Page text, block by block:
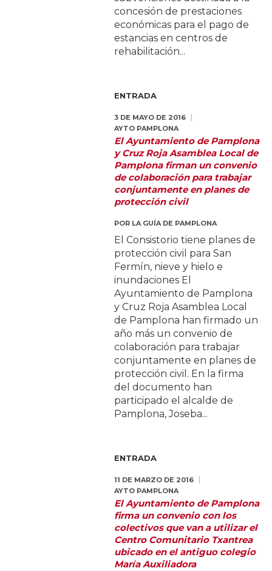
concesión de prestaciones
económicas para el pago de
estancias en centros de
rehabilitación...
ENTRADA
3 DE MAYO DE 2016
AYTO PAMPLONA
El Ayuntamiento de Pamplona
y Cruz Roja Asamblea Local de
Pamplona firman un convenio
de colaboración para trabajar
conjuntamente en planes de
protección civil
POR LA GUÍA DE PAMPLONA
El Consistorio tiene planes de
protección civil para San
Fermín, nieve y hielo e
inundaciones El
Ayuntamiento de Pamplona
y Cruz Roja Asamblea Local
de Pamplona han firmado un
año más un convenio de
colaboración para trabajar
conjuntamente en planes de
protección civil. En la firma
del documento han
participado el alcalde de
Pamplona, Joseba...
ENTRADA
11 DE MARZO DE 2016
AYTO PAMPLONA
El Ayuntamiento de Pamplona
firma un convenio con los
colectivos que van a utilizar el
Centro Comunitario Txantrea
ubicado en el antiguo colegio
María Auxiliadora